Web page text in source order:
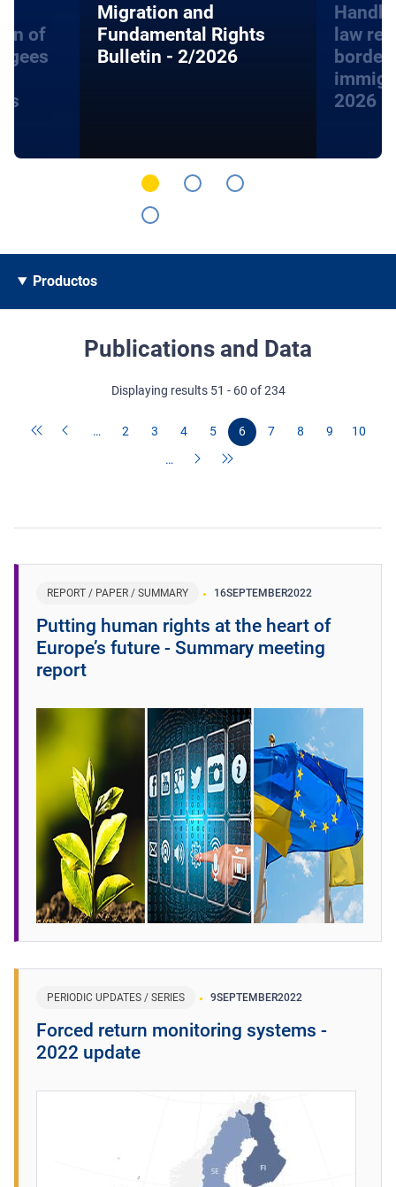
of
Migration and
Fundamental Rights
Bulletin - 2/2026
law
2026
Productos
Publications and Data
Displaying results 51 - 60 of 234
… 2 3 4 5 6 7 8 9
10
…
REPORT / PAPER / SUMMARY 16SEPTEMBER2022
Putting human rights at the heart of
Europe’s future - Summary meeting
report
PERIODIC UPDATES / SERIES 9SEPTEMBER2022
Forced return monitoring systems -
2022 update